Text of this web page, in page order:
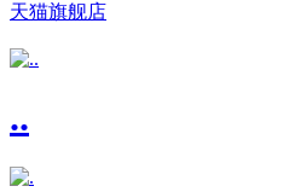
天猫旗舰店
..